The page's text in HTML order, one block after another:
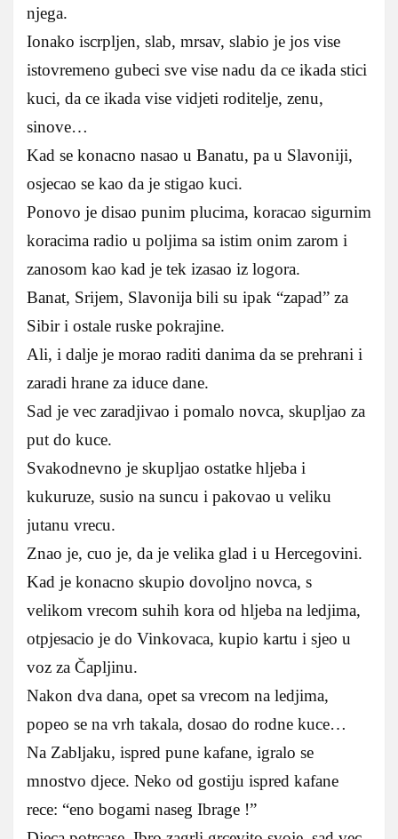
njega.
Ionako iscrpljen, slab, mrsav, slabio je jos vise
istovremeno gubeci sve vise nadu da ce ikada stici
kuci, da ce ikada vise vidjeti roditelje, zenu,
sinove…
Kad se konacno nasao u Banatu, pa u Slavoniji,
osjecao se kao da je stigao kuci.
Ponovo je disao punim plucima, koracao sigurnim
koracima radio u poljima sa istim onim zarom i
zanosom kao kad je tek izasao iz logora.
Banat, Srijem, Slavonija bili su ipak “zapad” za
Sibir i ostale ruske pokrajine.
Ali, i dalje je morao raditi danima da se prehrani i
zaradi hrane za iduce dane.
Sad je vec zaradjivao i pomalo novca, skupljao za
put do kuce.
Svakodnevno je skupljao ostatke hljeba i
kukuruze, susio na suncu i pakovao u veliku
jutanu vrecu.
Znao je, cuo je, da je velika glad i u Hercegovini.
Kad je konacno skupio dovoljno novca, s
velikom vrecom suhih kora od hljeba na ledjima,
otpjesacio je do Vinkovaca, kupio kartu i sjeo u
voz za Čapljinu.
Nakon dva dana, opet sa vrecom na ledjima,
popeo se na vrh takala, dosao do rodne kuce…
Na Zabljaku, ispred pune kafane, igralo se
mnostvo djece. Neko od gostiju ispred kafane
rece: “eno bogami naseg Ibrage !”